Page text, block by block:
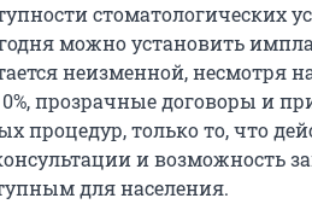
стоматологических
можно установить
неизменной,
0%, прозрачные договоры и
процедур, только то, что
и возможность
для населения.